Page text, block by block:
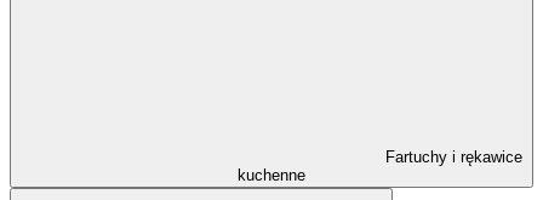
Fartuchy i rękawice
kuchenne